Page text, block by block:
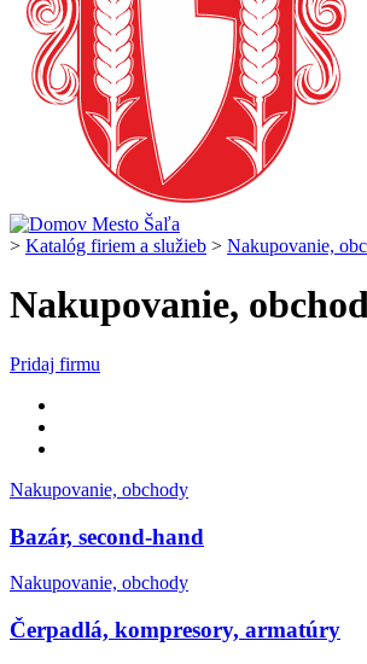
> Katalóg firiem a služieb > Nakupovanie,
Nakupovanie,
Pridaj firmu
Nakupovanie, obchody
Bazár, second-hand
Nakupovanie, obchody
Čerpadlá, kompresory, armatúry